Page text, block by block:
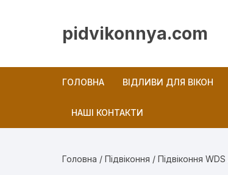
pidvikonnya.com
ГОЛОВНА ВІДЛИВИ ДЛЯ ВІКОН
НАШІ КОНТАКТИ
Головна / Підвіконня / Підвіконня WDS